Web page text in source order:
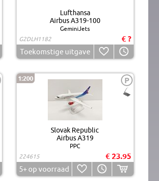
Lufthansa
Airbus A319-100
GeminiJets
G2DLH1182
€ ?
Toekomstige uitgave
1:200 P
Slovak Republic
Airbus A319
PPC
224615
€ 23.95
5+op voorraad